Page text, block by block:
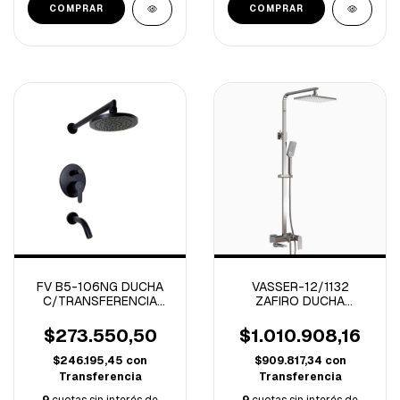
FV B5-106NG DUCHA
C/TRANSFERENCIA
PUELO NEGRO
$273.550,50
$246.195,45 con
Transferencia
VASSER-12/1132
ZAFIRO DUCHA
CROMO
$1.010.908,16
$909.817,34 con
Transferencia